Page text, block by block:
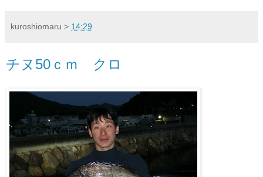
kuroshiomaru > 14:29
チヌ50ｃｍ クロ